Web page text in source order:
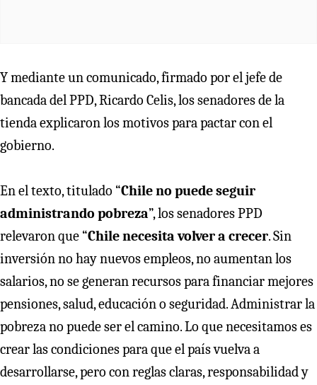
Y mediante un comunicado, firmado por el jefe de
bancada del PPD, Ricardo Celis, los senadores de la
tienda explicaron los motivos para pactar con el
gobierno.
En el texto, titulado “Chile no puede seguir
administrando pobreza”, los senadores PPD
relevaron que “Chile necesita volver a crecer. Sin
inversión no hay nuevos empleos, no aumentan los
salarios, no se generan recursos para financiar mejores
pensiones, salud, educación o seguridad. Administrar la
pobreza no puede ser el camino. Lo que necesitamos es
crear las condiciones para que el país vuelva a
desarrollarse, pero con reglas claras, responsabilidad y